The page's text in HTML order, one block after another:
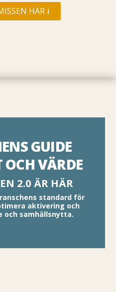
HÄR
GUIDE
OCH VÄRDE
2.0 ÄR HÄR
standard för
aktivering och
och samhällsnytta.